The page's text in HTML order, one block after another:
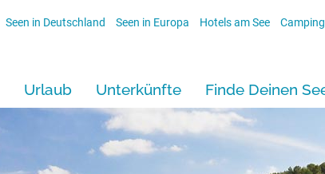
Seen in Deutschland Seen in Europa Hotels am See
Urlaub Unterkünfte Finde Deinen